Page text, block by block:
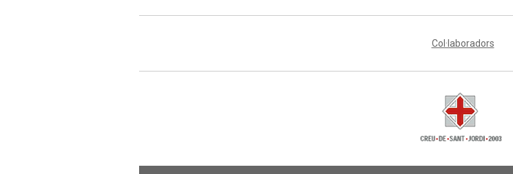
Col·laboradors